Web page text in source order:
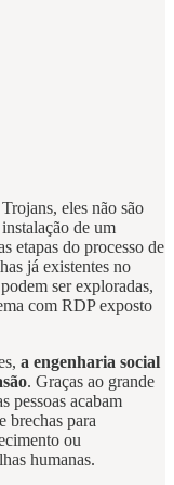
eles não são
de um
etapas do processo de
já existentes no
ser exploradas,
com RDP exposto
a engenharia social
. Graças ao grande
pessoas acabam
brechas para
ou
humanas.